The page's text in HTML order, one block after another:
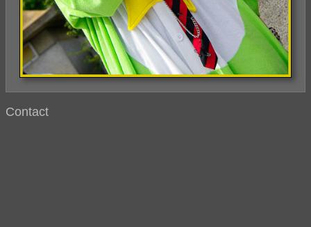
Contact